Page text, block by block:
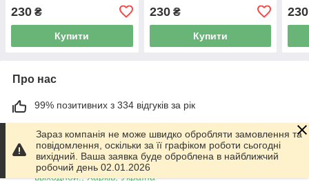
230 ₴
Купити
230₴
Купити
230
Про нас
99% позитивних з 334 відгуків за рік
Працює з 01.06.2014
м. Харків
График работы 10.00-17.00. Суббота - Воскресенье
выходной!, Харків, Україна
Зараз компанія не може швидко обробляти замовлення та
повідомлення, оскільки за її графіком роботи сьогодні
вихідний. Ваша заявка буде оброблена в найближчий
робочий день 02.01.2026